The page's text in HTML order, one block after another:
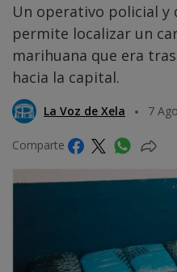
Un operativo policial y
permite localizar un
marihuana que era
hacia la capital.
La Voz de Xela 7
Comparte